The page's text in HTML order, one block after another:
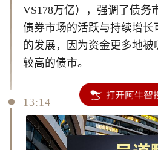
VS178万亿），强调了债务
债券市场的活跃与持续增长
的发展，因为资金更多地
较高的债市。
13:14